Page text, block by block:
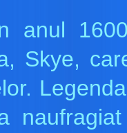
anul
Skye,